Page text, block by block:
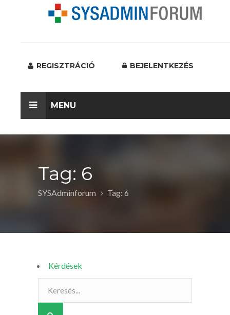
REGISZTRÁCIÓ BEJELENTKEZÉS
MENU
Tag: 6
SYSAdminforum Tag: 6
Kérdések